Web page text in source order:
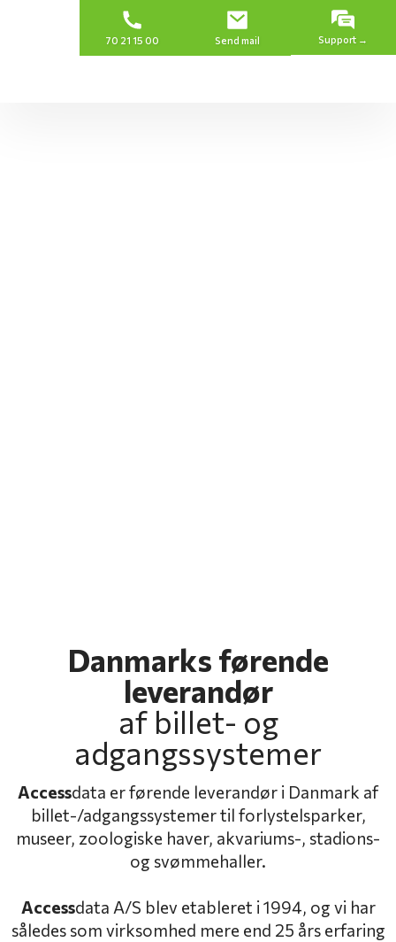
70 21 15 00 Send mail Support →
Danmarks førende
leverandør
​af billet- og
adgangssystemer
Accessdata er førende leverandør i Danmark af
billet-/adgangssystemer til forlystelsparker,
museer, zoologiske haver, akvariums-, stadions-
og svømmehaller.
Accessdata A/S blev etableret i 1994, og vi har
således som virksomhed mere end 25 års erfaring